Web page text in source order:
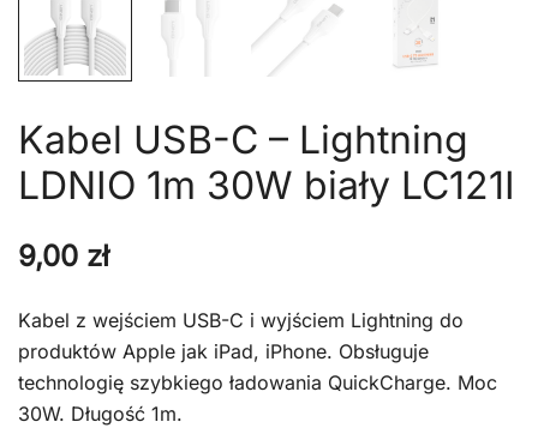
Kabel USB-C – Lightning
LDNIO 1m 30W biały LC121I
9,00 zł
Kabel z wejściem USB-C i wyjściem Lightning do
produktów Apple jak iPad, iPhone. Obsługuje
technologię szybkiego ładowania QuickCharge. Moc
30W. Długość 1m.